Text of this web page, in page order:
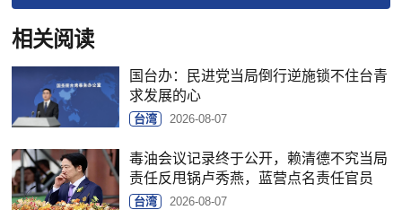
相关阅读
国台办：民进党当局倒行逆施锁不住台青
求发展的心
台湾 2026-08-07
毒油会议记录终于公开，赖清德不究当局
责任反甩锅卢秀燕，蓝营点名责任官员
台湾 2026-08-07